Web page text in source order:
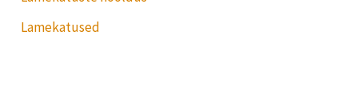
Lamekatused